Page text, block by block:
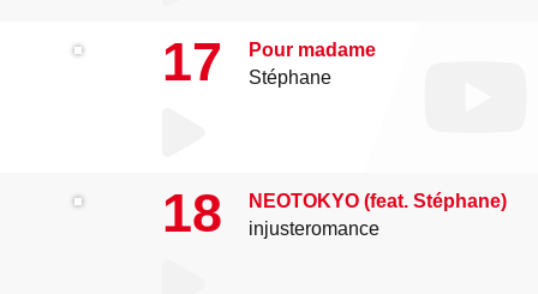
17
Pour madame
Stéphane
18
NEOTOKYO (feat. Stéphane)
injusteromance